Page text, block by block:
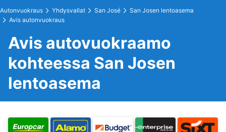
Autonvuokraus Yhdysvallat San José
San Josen lentoasema
Avis autonvuokraus
Avis autovuokraamo
kohteessa San Josen
lentoasema